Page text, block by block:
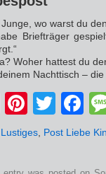
Junge, wo warst du
Briefträger
ja? Woher hattest du
deinem Nachttisch –
WhatsApp
Lustiges Post Liebe